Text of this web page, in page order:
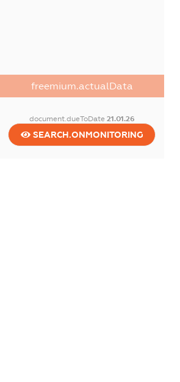
freemium.actualData
document.dueToDate 21.01.26
SEARCH.ONMONITORING